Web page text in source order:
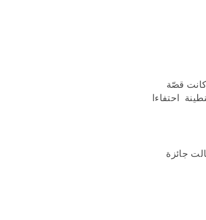
قصّة
احتفاءا
جائزة